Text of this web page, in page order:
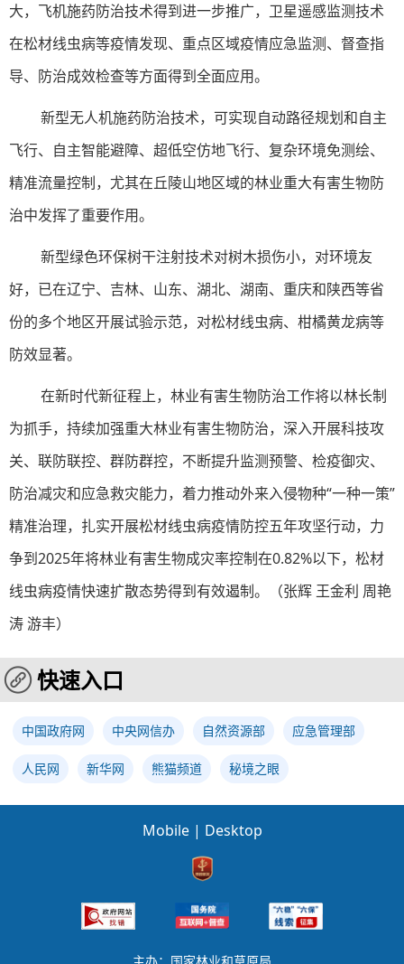
大，飞机施药防治技术得到进一步推广，卫星遥感监测技术
在松材线虫病等疫情发现、重点区域疫情应急监测、督查指
导、防治成效检查等方面得到全面应用。
新型无人机施药防治技术，可实现自动路径规划和自主
飞行、自主智能避障、超低空仿地飞行、复杂环境免测绘、
精准流量控制，尤其在丘陵山地区域的林业重大有害生物防
治中发挥了重要作用。
新型绿色环保树干注射技术对树木损伤小，对环境友
好，已在辽宁、吉林、山东、湖北、湖南、重庆和陕西等省
份的多个地区开展试验示范，对松材线虫病、柑橘黄龙病等
防效显著。
在新时代新征程上，林业有害生物防治工作将以林长制
为抓手，持续加强重大林业有害生物防治，深入开展科技攻
关、联防联控、群防群控，不断提升监测预警、检疫御灾、
防治减灾和应急救灾能力，着力推动外来入侵物种“一种一策”
精准治理，扎实开展松材线虫病疫情防控五年攻坚行动，力
争到2025年将林业有害生物成灾率控制在0.82%以下，松材
线虫病疫情快速扩散态势得到有效遏制。（张辉 王金利 周艳
涛 游丰）
快速入口
中国政府网 中央网信办 自然资源部 应急管理部
人民网 新华网 熊猫频道 秘境之眼
Mobile | Desktop